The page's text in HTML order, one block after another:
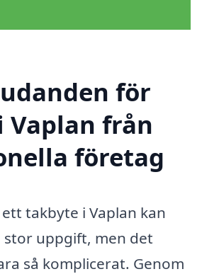
för
från
företag
takbyte i Vaplan kan
stor uppgift, men det
så komplicerat. Genom